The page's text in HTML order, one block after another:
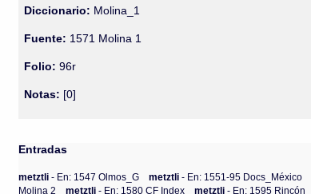
Diccionario: Molina_1
Fuente: 1571 Molina 1
Folio: 96r
Notas: [0]
Entradas
metztli- En: 1547 Olmos_G metztli- En: 1551-95 Docs_México
Molina 2
metztli- En: 1580 CF Index metztli- En: 1595 Rincón